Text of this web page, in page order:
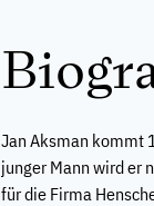
Jan Aksman kommt
junger Mann wird er
für die Firma